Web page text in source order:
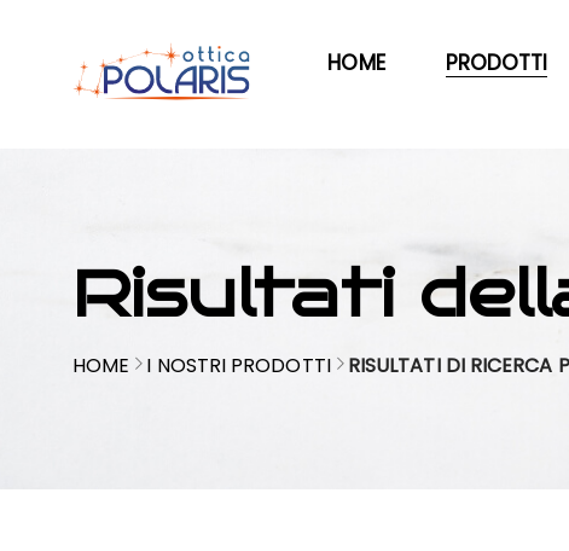
HOME PRODOTTI
Risultati
HOME I NOSTRI PRODOTTI RISULTATI DI RICERCA